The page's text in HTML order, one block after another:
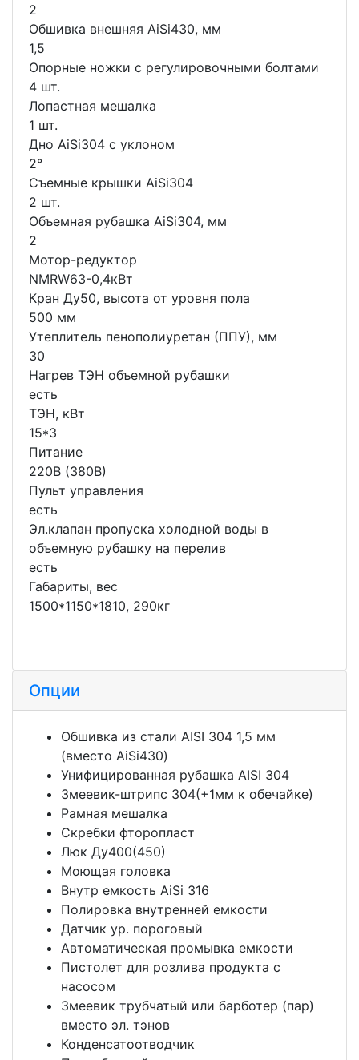
2
Обшивка внешняя AiSi430, мм
1,5
Опорные ножки с регулировочными болтами
4 шт.
Лопастная мешалка
1 шт.
Дно AiSi304 с уклоном
2°
Съемные крышки AiSi304
2 шт.
Объемная рубашка AiSi304, мм
2
Мотор-редуктор
NMRW63-0,4кВт
Кран Ду50, высота от уровня пола
500 мм
Утеплитель пенополиуретан (ППУ), мм
30
Нагрев ТЭН объемной рубашки
есть
ТЭН, кВт
15*3
Питание
220В (380В)
Пульт управления
есть
Эл.клапан пропуска холодной воды в
объемную рубашку на перелив
есть
Габариты, вес
1500*1150*1810, 290кг
Опции
Обшивка из стали AISI 304 1,5 мм
(вместо AiSi430)
Унифицированная рубашка AISI 304
Змеевик-штрипс 304(+1мм к обечайке)
Рамная мешалка
Скребки фторопласт
Люк Ду400(450)
Моющая головка
Внутр емкость AiSi 316
Полировка внутренней емкости
Датчик ур. пороговый
Автоматическая промывка емкости
Пистолет для розлива продукта с
насосом
Змеевик трубчатый или барботер (пар)
вместо эл. тэнов
Конденсатоотводчик